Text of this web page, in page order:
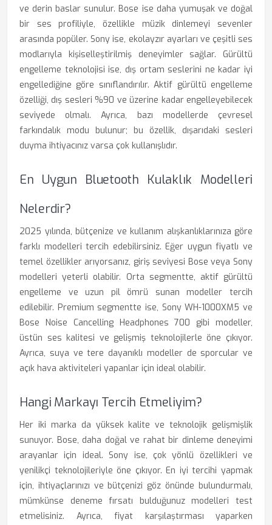
ve derin baslar sunulur. Bose ise daha yumuşak ve doğal
bir ses profiliyle, özellikle müzik dinlemeyi sevenler
arasında popüler. Sony ise, ekolayzır ayarları ve çeşitli ses
modlarıyla kişiselleştirilmiş deneyimler sağlar. Gürültü
engelleme teknolojisi ise, dış ortam seslerini ne kadar iyi
engellediğine göre sınıflandırılır. Aktif gürültü engelleme
özelliği, dış sesleri %90 ve üzerine kadar engelleyebilecek
seviyede olmalı. Ayrıca, bazı modellerde çevresel
farkındalık modu bulunur; bu özellik, dışarıdaki sesleri
duyma ihtiyacınız varsa çok kullanışlıdır.
En Uygun Bluetooth Kulaklık Modelleri
Nelerdir?
2025 yılında, bütçenize ve kullanım alışkanlıklarınıza göre
farklı modelleri tercih edebilirsiniz. Eğer uygun fiyatlı ve
temel özellikler arıyorsanız, giriş seviyesi Bose veya Sony
modelleri yeterli olabilir. Orta segmentte, aktif gürültü
engelleme ve uzun pil ömrü sunan modeller tercih
edilebilir. Premium segmentte ise, Sony WH-1000XM5 ve
Bose Noise Cancelling Headphones 700 gibi modeller,
üstün ses kalitesi ve gelişmiş teknolojilerle öne çıkıyor.
Ayrıca, suya ve tere dayanıklı modeller de sporcular ve
açık hava aktiviteleri yapanlar için ideal olabilir.
Hangi Markayı Tercih Etmeliyim?
Her iki marka da yüksek kalite ve teknolojik gelişmişlik
sunuyor. Bose, daha doğal ve rahat bir dinleme deneyimi
arayanlar için ideal. Sony ise, çok yönlü özellikleri ve
yenilikçi teknolojileriyle öne çıkıyor. En iyi tercihi yapmak
için, ihtiyaçlarınızı ve bütçenizi göz önünde bulundurmalı,
mümkünse deneme fırsatı bulduğunuz modelleri test
etmelisiniz. Ayrıca, fiyat karşılaştırması yaparken